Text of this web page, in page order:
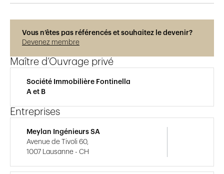
Vous n’êtes pas référencés et souhaitez le devenir?
Devenez membre
Maître d’Ouvrage privé
Société Immobilière Fontinella
A et B
Entreprises
Meylan Ingénieurs SA
Avenue de Tivoli 60,
1007 Lausanne - CH